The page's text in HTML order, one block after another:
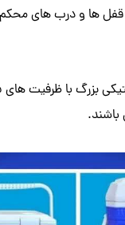
قفل‌ ها و درب‌ های